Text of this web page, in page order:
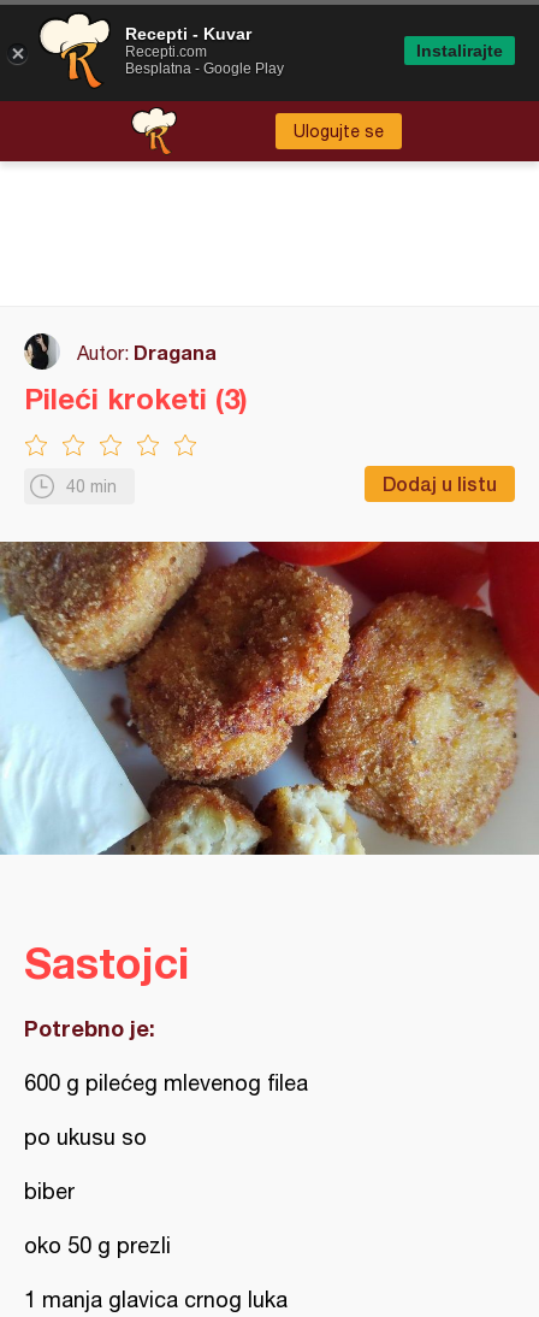
Ulogujte se
Autor: Dragana
40 min Dodaj u listu
Pileći kroketi (3)
Sastojci
Potrebno je:
600 g pilećeg mlevenog filea
po ukusu so
biber
oko 50 g prezli
1 manja glavica crnog luka
Recepti - Kuvar
Recepti.com
Besplatna - Google Play
Instalirajte